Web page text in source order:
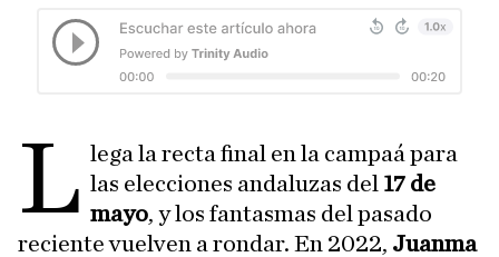
L lega la recta final en la campaá para
las elecciones andaluzas del 17 de
mayo, y los fantasmas del pasado
reciente vuelven a rondar. En 2022, Juanma